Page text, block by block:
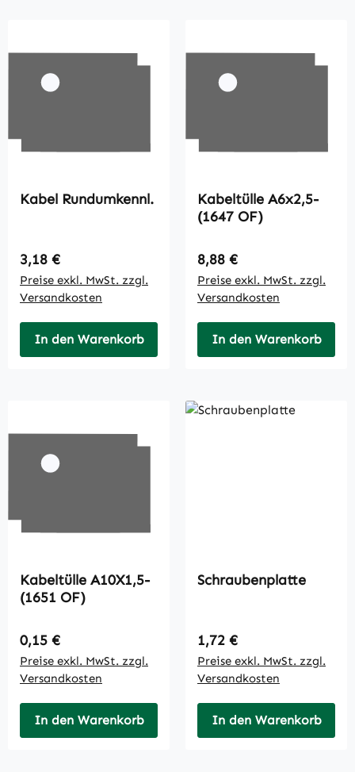
Kabel Rundumkennl.
Regulärer Preis:
3,18 €
Preise exkl. MwSt. zzgl.
Versandkosten
In den Warenkorb
Kabeltülle A6x2,5-
(1647 OF)
Regulärer Preis:
8,88 €
Preise exkl. MwSt. zzgl.
Versandkosten
In den Warenkorb
Kabeltülle A10X1,5-
(1651 OF)
Regulärer Preis:
0,15 €
Preise exkl. MwSt. zzgl.
Versandkosten
In den Warenkorb
Schraubenplatte
Regulärer Preis:
1,72 €
Preise exkl. MwSt. zzgl.
Versandkosten
In den Warenkorb